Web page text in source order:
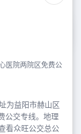
医院两院区免费公
为益阳市赫山区
公交专线。地理
看众旺公交总公